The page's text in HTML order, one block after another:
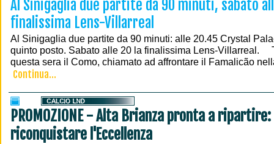
Al Sinigaglia due partite da 90 minuti, sabato
finalissima Lens-Villarreal
Al Sinigaglia due partite da 90 minuti: alle 20.45 Crystal
quinto posto. Sabato alle 20 la finalissima Lens-Villarreal.
questa sera il Como, chiamato ad affrontare il Famalicão
Continua...
PROMOZIONE - Alta Brianza pronta a
riconquistare l'Eccellenza